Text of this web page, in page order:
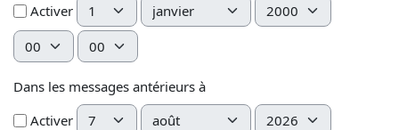
Activer Jour Mois
Année
Heure
Minute
Dans les messages antérieurs à
Activer Jour Mois
Année